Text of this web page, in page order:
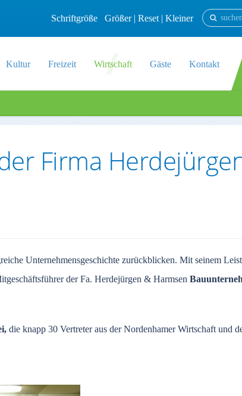
Schriftgröße Größer| Reset | Kleiner
Kultur Freizeit Wirtschaft Gäste Kontakt
Firma
Unternehmensgeschichte zurückblicken. Mit seinem
der Fa. Herdejürgen & Harmsen
die knapp 30 Vertreter aus der Nordenhamer Wirtschaft und